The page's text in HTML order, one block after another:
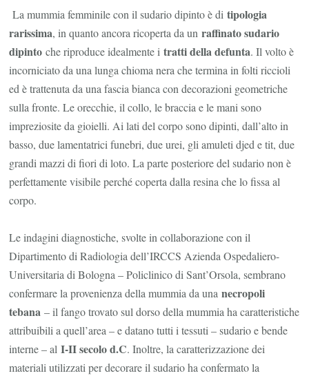
La mummia femminile con il sudario dipinto è ditipologia
rarissima, in quanto ancora ricoperta da unraffinato sudario
dipinto che riproduce idealmente itratti della defunta. Il volto è
incorniciato da una lunga chioma nera che termina in folti riccioli
ed è trattenuta da una fascia bianca con decorazioni geometriche
sulla fronte. Le orecchie, il collo, le braccia e le mani sono
impreziosite da gioielli. Ai lati del corpo sono dipinti, dall’alto in
basso, due lamentatrici funebri, due urei, gli amuleti djed e tit, due
grandi mazzi di fiori di loto. La parte posteriore del sudario non è
perfettamente visibile perché coperta dalla resina che lo fissa al
corpo.
Le indagini diagnostiche, svolte in collaborazione con il
Dipartimento di Radiologia dell’IRCCS Azienda Ospedaliero-
Universitaria di Bologna – Policlinico di Sant’Orsola, sembrano
confermare la provenienza della mummia da unanecropoli
tebana – il fango trovato sul dorso della mummia ha caratteristiche
attribuibili a quell’area – e datano tutti i tessuti – sudario e bende
interne – alI-II secolo d.C. Inoltre, la caratterizzazione dei
materiali utilizzati per decorare il sudario ha confermato la